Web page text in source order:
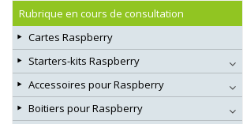
Rubrique en cours de consultation
Cartes Raspberry
Starters-kits Raspberry
Accessoires pour Raspberry
Boitiers pour Raspberry